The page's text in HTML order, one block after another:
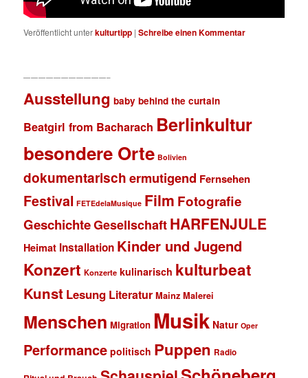
Veröffentlicht unterkulturtipp |Schreibe einen Kommentar
———————————–
Ausstellung baby behind the curtain
Beatgirl from Bacharach Berlinkultur
besondere Orte Bolivien
dokumentarischermutigend Fernsehen
Festival FETEdelaMusique Film Fotografie
GeschichteGesellschaftHARFENJULE
Heimat Installation Kinder und Jugend
Konzert Konzerte kulinarisch kulturbeat
Kunst Lesung Literatur Mainz Malerei
Menschen Migration Musik Natur Oper
Performance politisch Puppen Radio